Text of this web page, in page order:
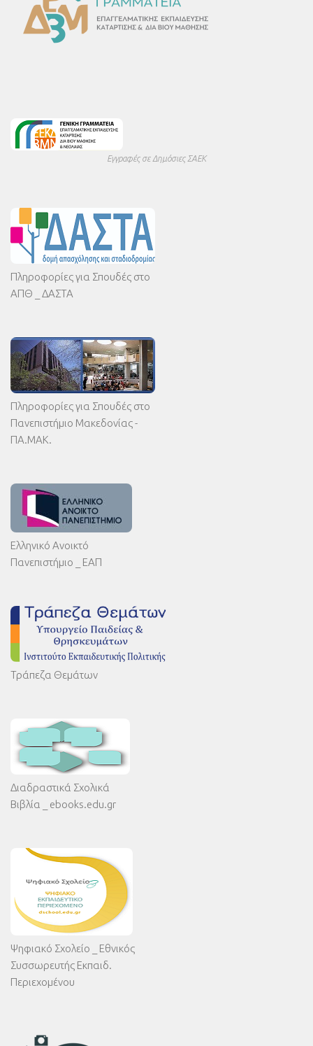
Εγγραφές σε Δημόσιες ΣΑΕΚ
Πληροφορίες για Σπουδές στο
ΑΠΘ _ ΔΑΣΤΑ
Πληροφορίες για Σπουδές στο
Πανεπιστήμιο Μακεδονίας -
ΠΑ.ΜΑΚ.
Ελληνικό Ανοικτό
Πανεπιστήμιο _ ΕΑΠ
Τράπεζα Θεμάτων
Διαδραστικά Σχολικά
Βιβλία _ ebooks.edu.gr
Ψηφιακό Σχολείο _ Εθνικός
Συσσωρευτής Εκπαιδ.
Περιεχομένου